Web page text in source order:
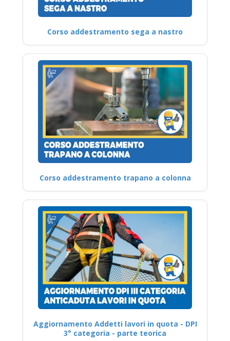
Corso addestramento sega a nastro
Corso addestramento trapano a colonna
Aggiornamento Addetti lavori in quota - DPI
3° categoria - parte teorica